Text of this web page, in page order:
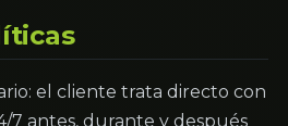
el cliente trata directo con
7 antes, durante y después